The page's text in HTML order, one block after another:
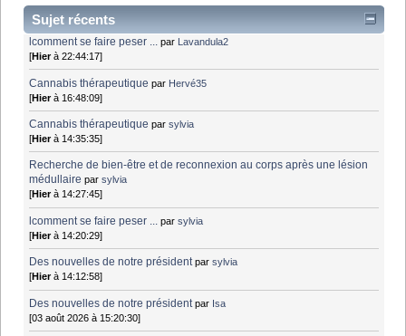
Sujet récents
lcomment se faire peser ... par Lavandula2
[Hierà 22:44:17]
Cannabis thérapeutique par Hervé35
[Hierà 16:48:09]
Cannabis thérapeutique parsylvia
[Hierà 14:35:35]
Recherche de bien-être et de reconnexion au corps après une lésion
médullaire parsylvia
[Hierà 14:27:45]
lcomment se faire peser ... parsylvia
[Hierà 14:20:29]
Des nouvelles de notre président parsylvia
[Hierà 14:12:58]
Des nouvelles de notre président par Isa
[03 août 2026 à 15:20:30]